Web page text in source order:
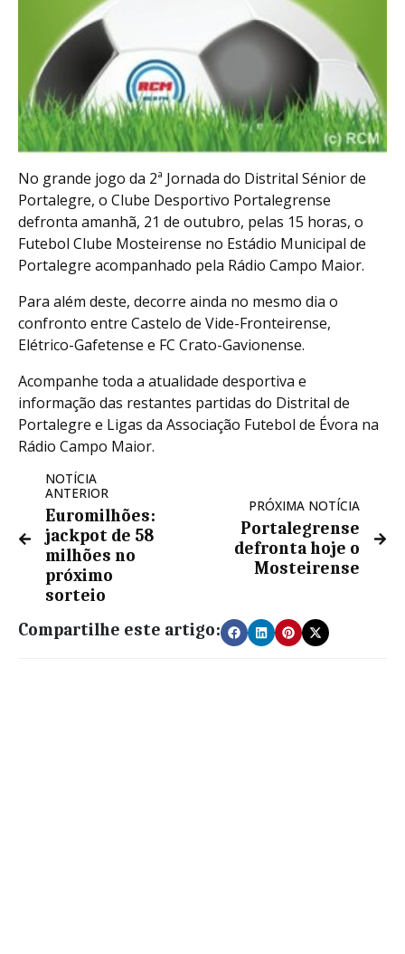
No grande jogo da 2ª Jornada do Distrital Sénior de
Portalegre, o Clube Desportivo Portalegrense
defronta amanhã, 21 de outubro, pelas 15 horas, o
Futebol Clube Mosteirense no Estádio Municipal de
Portalegre acompanhado pela Rádio Campo Maior.
Para além deste, decorre ainda no mesmo dia o
confronto entre Castelo de Vide-Fronteirense,
Elétrico-Gafetense e FC Crato-Gavionense.
Acompanhe toda a atualidade desportiva e
informação das restantes partidas do Distrital de
Portalegre e Ligas da Associação Futebol de Évora na
Rádio Campo Maior.
NOTÍCIA
ANTERIOR
Euromilhões:
jackpot de 58
milhões no
próximo
sorteio
PRÓXIMA NOTÍCIA
Portalegrense
defronta hoje o
Mosteirense
Compartilhe este artigo: